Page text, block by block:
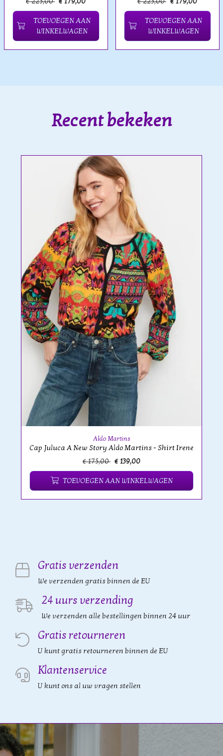
TOEVOEGEN AAN
WINKELWAGEN
TOEVOEGEN AAN
WINKELWAGEN
Recent bekeken
Aldo Martins
Cap Juluca A New Story Aldo Martins - Shirt Irene
€ 175,00 € 139,00
TOEVOEGEN AAN WINKELWAGEN
Gratis verzenden
We verzenden gratis binnen de EU
24 uurs verzending
We verzenden alle bestellingen binnen 24 uur
Gratis retourneren
U kunt gratis retourneren binnen de EU
Klantenservice
U kunt ons al uw vragen stellen